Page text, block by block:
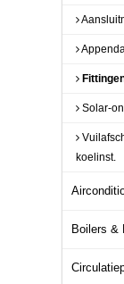
Solar-
koelinst.
Boilers &